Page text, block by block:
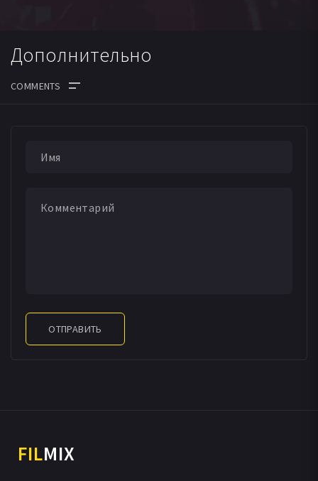
Дополнительно
ОТПРАВИТЬ
FILMIX